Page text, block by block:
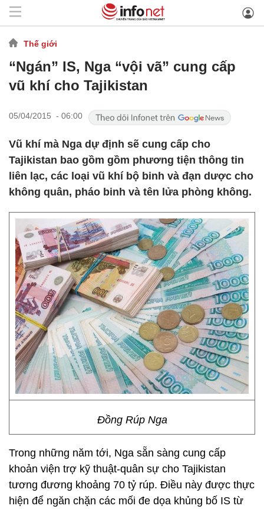
Thế giới
“Ngán” IS, Nga “vội vã” cung cấp
vũ khí cho Tajikistan
05/04/2015 - 06:00
Vũ khí mà Nga dự định sẽ cung cấp cho
Tajikistan bao gồm gồm phương tiện thông tin
liên lạc, các loại vũ khí bộ binh và đạn dược cho
không quân, pháo binh và tên lửa phòng không.
Đồng Rúp Nga
Trong những năm tới, Nga sẵn sàng cung cấp
khoản viện trợ kỹ thuật-quân sự cho Tajikistan
tương đương khoảng 70 tỷ rúp. Điều này được thực
hiện để ngăn chặn các mối đe dọa khủng bố IS từ